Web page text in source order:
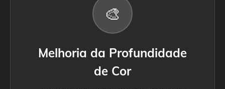
🎨
Melhoria da Profundidade
de Cor